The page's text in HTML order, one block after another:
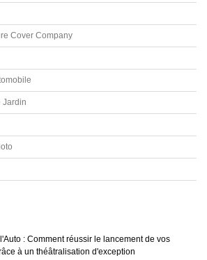
Cover Company
Jardin
: Comment réussir le lancement de vos
à un théâtralisation d'exception